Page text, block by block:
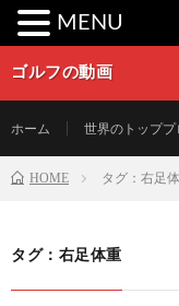
ゴルフの動画
ホーム 世界のトッププ
HOME タグ：右足
タグ：右足体重
MENU